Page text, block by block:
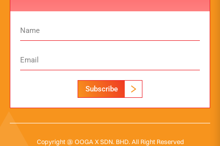
Subscribe
Copyright @ OOGA X SDN. BHD. All Right Reserved